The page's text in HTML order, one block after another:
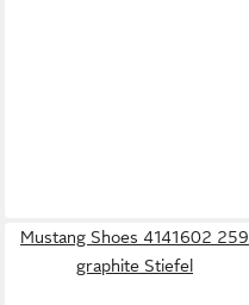
Mustang Shoes 4141602 259
graphite Stiefel